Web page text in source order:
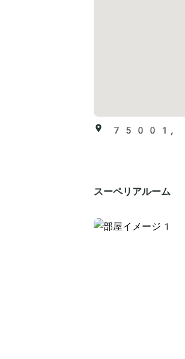
75001,
スーペリアルーム